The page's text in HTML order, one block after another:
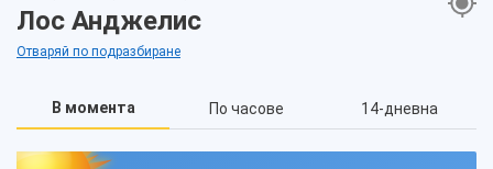
Лос Анджелис
Отваряй по подразбиране
В момента По часове 14-дневна